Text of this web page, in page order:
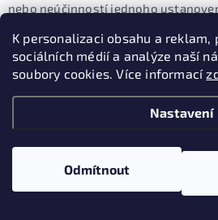
K personalizaci obsahu a reklam,
sociálních médií a analýze naší
soubory cookies. Více informací
Nastavení
Odmítnout
nebo neúčinností jednoho
smlouvy či obchodních podmínek
archivována v elektronické podobě
12.4. Přílohu obchodních podmínek
pro odstoupení od kupní smlouvy.